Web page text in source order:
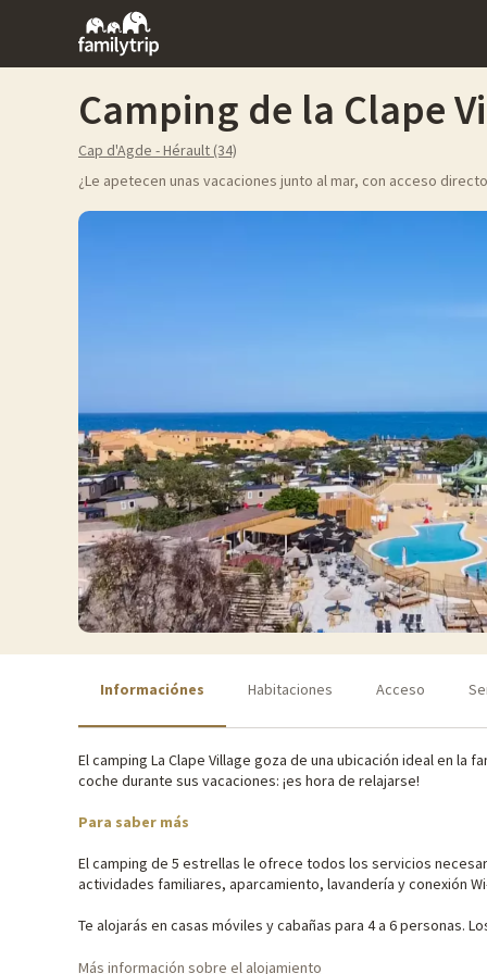
Family
trip
Camping de la Clape
Cap d'Agde - Hérault (34)
¿Le apetecen unas vacaciones junto al mar, con acceso
Informaciónes Habitaciones Acceso
El camping La Clape Village goza de una ubicación ideal en
coche durante sus vacaciones: ¡es hora de relajarse!
Para saber más
El camping de 5 estrellas le ofrece todos los servicios
actividades familiares, aparcamiento, lavandería y conexión
Te alojarás en casas móviles y cabañas para 4 a 6
Más información sobre el alojamiento